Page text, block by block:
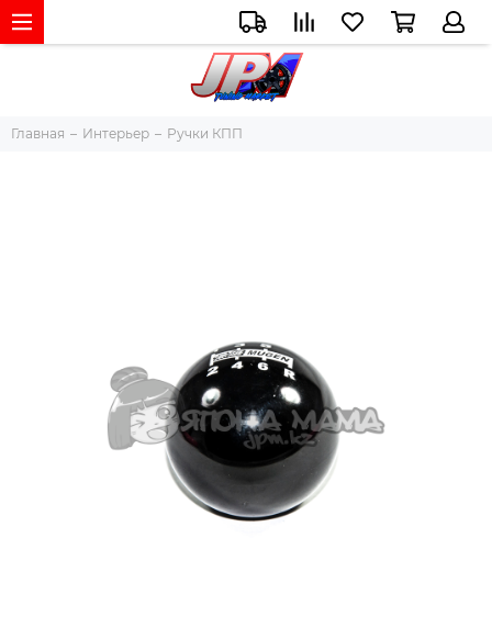
Главная Интерьер Ручки КПП